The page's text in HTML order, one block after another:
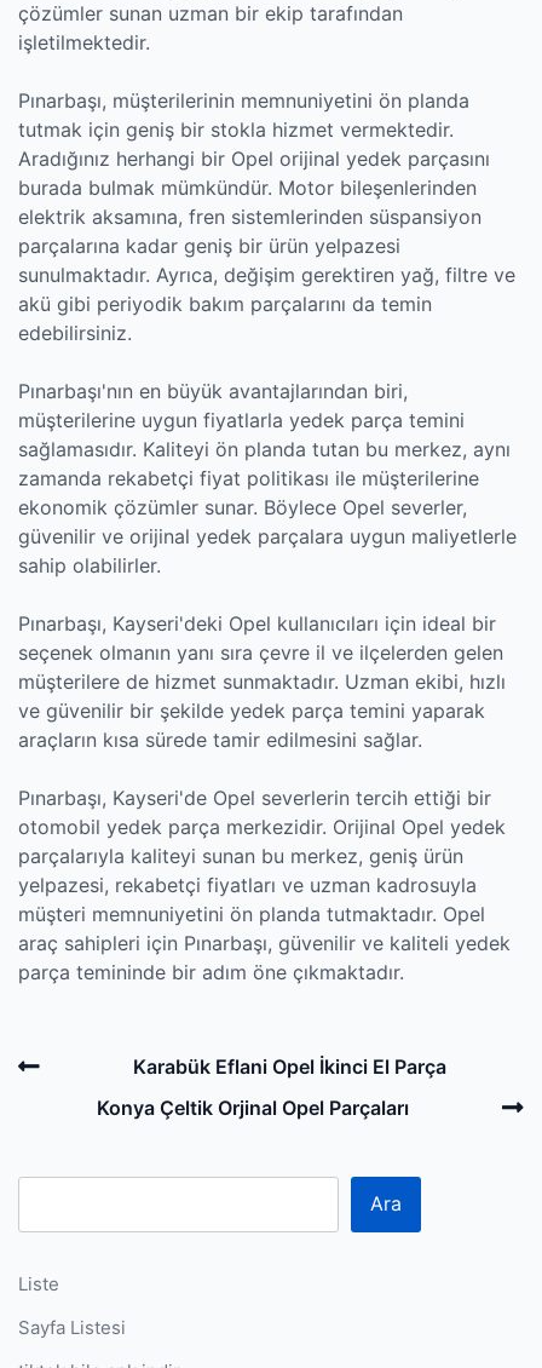
çözümler sunan uzman bir ekip tarafından
işletilmektedir.
Pınarbaşı, müşterilerinin memnuniyetini ön planda
tutmak için geniş bir stokla hizmet vermektedir.
Aradığınız herhangi bir Opel orijinal yedek parçasını
burada bulmak mümkündür. Motor bileşenlerinden
elektrik aksamına, fren sistemlerinden süspansiyon
parçalarına kadar geniş bir ürün yelpazesi
sunulmaktadır. Ayrıca, değişim gerektiren yağ, filtre ve
akü gibi periyodik bakım parçalarını da temin
edebilirsiniz.
Pınarbaşı'nın en büyük avantajlarından biri,
müşterilerine uygun fiyatlarla yedek parça temini
sağlamasıdır. Kaliteyi ön planda tutan bu merkez, aynı
zamanda rekabetçi fiyat politikası ile müşterilerine
ekonomik çözümler sunar. Böylece Opel severler,
güvenilir ve orijinal yedek parçalara uygun maliyetlerle
sahip olabilirler.
Pınarbaşı, Kayseri'deki Opel kullanıcıları için ideal bir
seçenek olmanın yanı sıra çevre il ve ilçelerden gelen
müşterilere de hizmet sunmaktadır. Uzman ekibi, hızlı
ve güvenilir bir şekilde yedek parça temini yaparak
araçların kısa sürede tamir edilmesini sağlar.
Pınarbaşı, Kayseri'de Opel severlerin tercih ettiği bir
otomobil yedek parça merkezidir. Orijinal Opel yedek
parçalarıyla kaliteyi sunan bu merkez, geniş ürün
yelpazesi, rekabetçi fiyatları ve uzman kadrosuyla
müşteri memnuniyetini ön planda tutmaktadır. Opel
araç sahipleri için Pınarbaşı, güvenilir ve kaliteli yedek
parça temininde bir adım öne çıkmaktadır.
Post
navigation
Previous
Karabük Eflani Opel İkinci El Parça
Konya Çeltik Orjinal Opel Parçaları
Ara
Liste
Sayfa Listesi